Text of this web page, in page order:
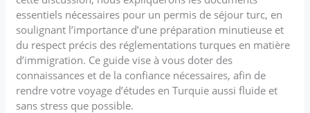
essentiels nécessaires pour un permis de séjour turc, en
soulignant l’importance d’une préparation minutieuse et
du respect précis des réglementations turques en matière
d’immigration. Ce guide vise à vous doter des
connaissances et de la confiance nécessaires, afin de
rendre votre voyage d’études en Turquie aussi fluide et
sans stress que possible.